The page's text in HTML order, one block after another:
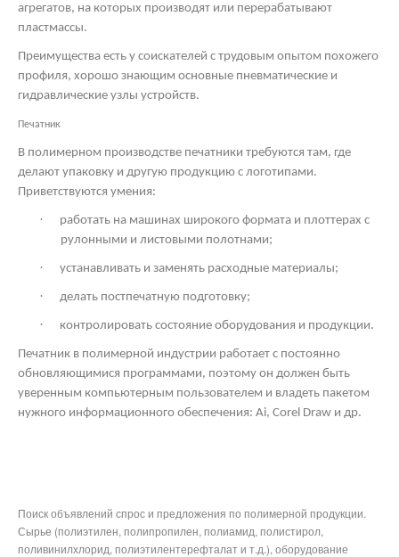
агрегатов, на которых производят или перерабатывают
пластмассы.
Преимущества есть у соискателей с трудовым опытом похожего
профиля, хорошо знающим основные пневматические и
гидравлические узлы устройств.
Печатник
В полимерном производстве печатники требуются там, где
делают упаковку и другую продукцию с логотипами.
Приветствуются умения:
·
работать на машинах широкого формата и плоттерах с
рулонными и листовыми полотнами;
· устанавливать и заменять расходные материалы;
· делать постпечатную подготовку;
· контролировать состояние оборудования и продукции.
Печатник в полимерной индустрии работает с постоянно
обновляющимися программами, поэтому он должен быть
уверенным компьютерным пользователем и владеть пакетом
нужного информационного обеспечения: Ai, Corel Draw и др.
Поиск объявлений спрос и предложения по полимерной продукции.
Сырье (полиэтилен, полипропилен, полиамид, полистирол,
поливинилхлорид, полиэтилентерефталат и т.д.), оборудование